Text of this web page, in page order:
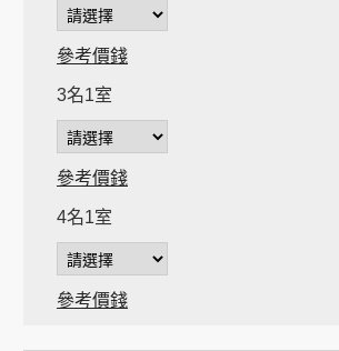
參考價錢
3名1室
參考價錢
4名1室
參考價錢